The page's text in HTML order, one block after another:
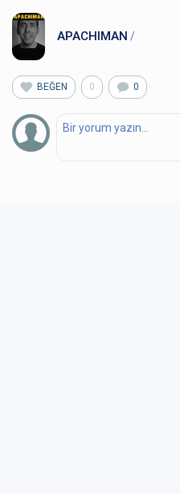
APACHIMAN /
BEĞEN 0 0